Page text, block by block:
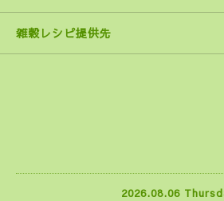
雑穀レシピ提供先
2026.08.06